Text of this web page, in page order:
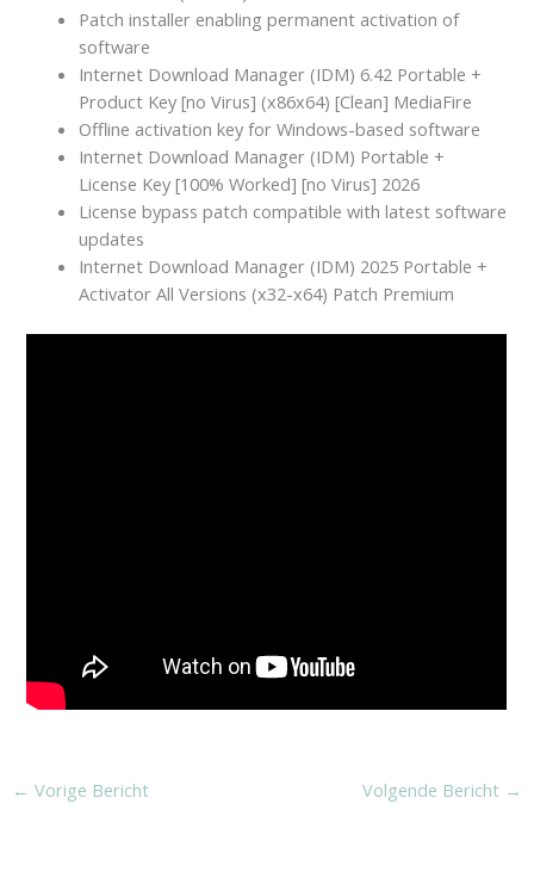
Patch installer enabling permanent activation of
software
Internet Download Manager (IDM) 6.42 Portable +
Product Key [no Virus] (x86x64) [Clean] MediaFire
Offline activation key for Windows-based software
Internet Download Manager (IDM) Portable +
License Key [100% Worked] [no Virus] 2026
License bypass patch compatible with latest software
updates
Internet Download Manager (IDM) 2025 Portable +
Activator All Versions (x32-x64) Patch Premium
← Vorige Bericht Volgende Bericht →